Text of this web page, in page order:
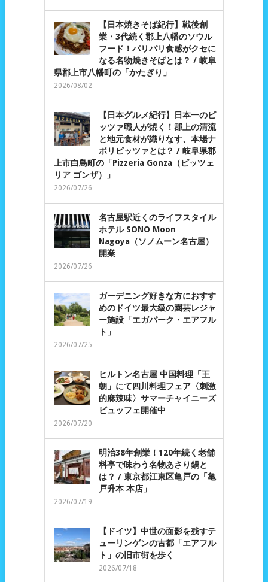
【日本焼きそば紀行】戦後創
業・3代続く郡上八幡のソウル
フード！パリパリ食感がクセに
なる名物焼きそばとは？ / 岐阜
県郡上市八幡町の「かたぎり」
2026/08/02
【日本グルメ紀行】日本一のピ
ッツァ職人が焼く！郡上の清流
と地元食材が織りなす、本場ナ
ポリピッツァとは？ / 岐阜県郡
上市白鳥町の「Pizzeria Gonza（ピッツェ
リア ゴンザ）」
2026/07/26
名古屋駅近くのライフスタイル
ホテル SONO Moon
Nagoya（ソノムーン名古屋）
開業
2026/07/26
ガーデニング好きな方におすす
めのドイツ最大級の園芸レジャ
ー施設「エガパーク・エアフル
ト」
2026/07/25
ヒルトン名古屋 中国料理「王
朝」にて四川料理フェア〈刺激
的麻辣味〉サマーチャイニーズ
ビュッフェ開催中
2026/07/20
明治38年創業！120年続く老舗
料亭で味わう名物あさり鍋と
は？ / 東京都江東区亀戸の「亀
戸升本 本店」
2026/07/19
【ドイツ】中世の面影を残すテ
ューリンゲンの古都「エアフル
ト」の旧市街を歩く
2026/07/18